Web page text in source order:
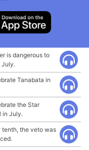
is dangerous to
July.
Tanabata in
the Star
in July.
tenth, the veto was